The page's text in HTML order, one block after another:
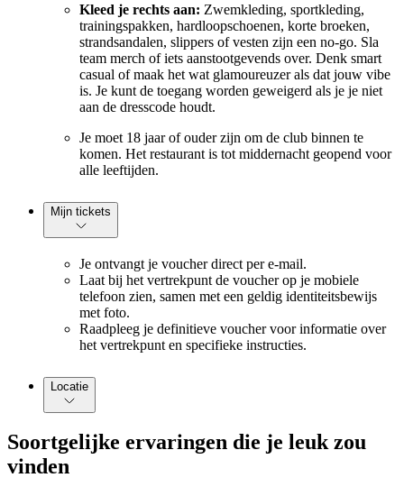
Kleed je rechts aan: Zwemkleding, sportkleding,
trainingspakken, hardloopschoenen, korte broeken,
strandsandalen, slippers of vesten zijn een no-go. Sla
team merch of iets aanstootgevends over. Denk smart
casual of maak het wat glamoureuzer als dat jouw vibe
is. Je kunt de toegang worden geweigerd als je je niet
aan de dresscode houdt.
Je moet 18 jaar of ouder zijn om de club binnen te
komen. Het restaurant is tot middernacht geopend voor
alle leeftijden.
Mijn tickets
Je ontvangt je voucher direct per e-mail.
Laat bij het vertrekpunt de voucher op je mobiele
telefoon zien, samen met een geldig identiteitsbewijs
met foto.
Raadpleeg je definitieve voucher voor informatie over
het vertrekpunt en specifieke instructies.
Locatie
Soortgelijke ervaringen die je leuk zou
vinden